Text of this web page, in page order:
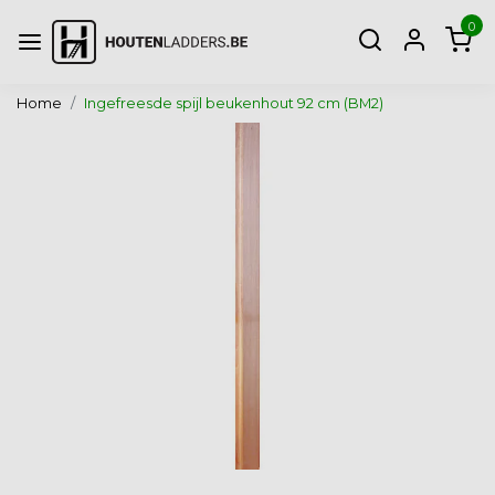
0
Home Ingefreesde spijl beukenhout 92 cm (BM2)